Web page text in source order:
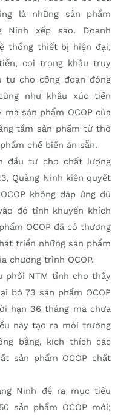
là những sản phẩm
Ninh xếp sao. Doanh
thống thiết bị hiện đại,
coi trọng khâu truy
tư cho công đoạn đóng
như khâu xúc tiến
sản phẩm OCOP của
tầm sản phẩm từ thô
chế biến ăn sẵn.
đầu tư cho chất lượng
Quảng Ninh kiên quyết
không đáp ứng đủ
đó tỉnh khuyến khích
OCOP đã có thương
triển những sản phẩm
chương trình OCOP.
phối NTM tỉnh cho thấy
bỏ 73 sản phẩm OCOP
hạn 36 tháng mà chưa
này tạo ra môi trường
bằng, kích thích các
sản phẩm OCOP chất
Ninh đề ra mục tiêu
sản phẩm OCOP mới;